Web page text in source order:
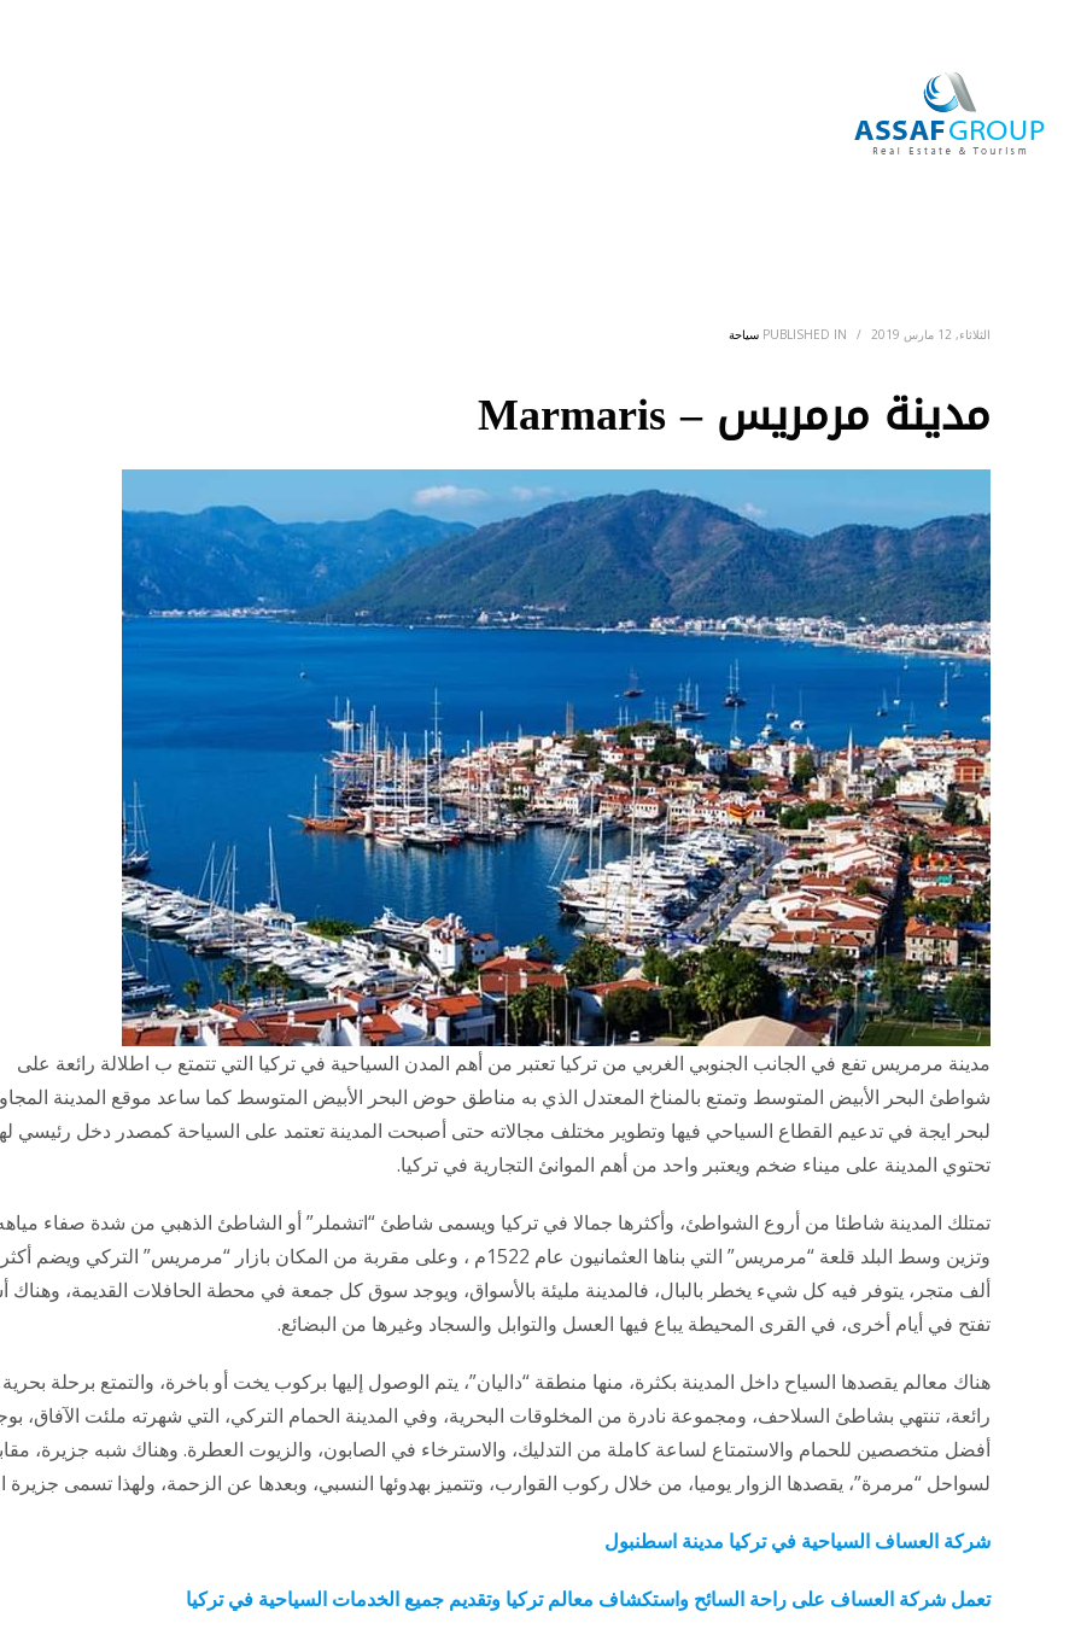
الثلاثاء, 12 مارس 2019 /
PUBLISHED IN سياحة
مدينة مرمريس – Marmaris
مدينة مرمريس تفع في الجانب الجنوبي الغربي من تركيا تعتبر من أهم المدن السياحية في تركيا التي تتمتع ب اطلالة رائعة على
شواطئ البحر الأبيض المتوسط وتمتع بالمناخ المعتدل الذي به مناطق حوض البحر الأبيض المتوسط كما ساعد موقع المدينة
لبحر ايجة في تدعيم القطاع السياحي فيها وتطوير مختلف مجالاته حتى أصبحت المدينة تعتمد على السياحة كمصدر دخل رئيسي
تحتوي المدينة على ميناء ضخم ويعتبر واحد من أهم الموانئ التجارية في تركيا.
تمتلك المدينة شاطئا من أروع الشواطئ، وأكثرها جمالا في تركيا ويسمى شاطئ “اتشملر” أو الشاطئ الذهبي من شدة صفاء
وتزين وسط البلد قلعة “مرمريس” التي بناها العثمانيون عام 1522م ، وعلى مقربة من المكان بازار “مرمريس” التركي
ألف متجر، يتوفر فيه كل شيء يخطر بالبال، فالمدينة مليئة بالأسواق، ويوجد سوق كل جمعة في محطة الحافلات القديمة، وهناك
تفتح في أيام أخرى، في القرى المحيطة يباع فيها العسل والتوابل والسجاد وغيرها من البضائع.
هناك معالم يقصدها السياح داخل المدينة بكثرة، منها منطقة “داليان”، يتم الوصول إليها بركوب يخت أو باخرة، والتمتع برحلة بحرية
رائعة، تنتهي بشاطئ السلاحف، ومجموعة نادرة من المخلوقات البحرية، وفي المدينة الحمام التركي، التي شهرته ملئت الآفاق،
أفضل متخصصين للحمام والاستمتاع لساعة كاملة من التدليك، والاسترخاء في الصابون، والزيوت العطرة. وهناك شبه جزيرة،
لسواحل “مرمرة”، يقصدها الزوار يوميا، من خلال ركوب القوارب، وتتميز بهدوئها النسبي، وبعدها عن الزحمة، ولهذا تسمى جزيرة
شركة العساف السياحية في تركيا مدينة اسطنبول
تعمل شركة العساف على راحة السائح واستكشاف معالم تركيا وتقديم جميع الخدمات السياحية في تركيا